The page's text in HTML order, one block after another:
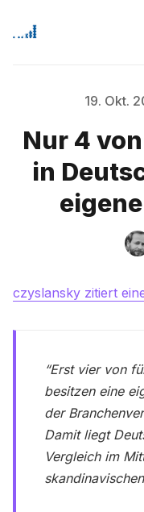
Signup
19. Okt.
Nur 4
in
czyslansky zitiert
“Erst vier von
besitzen eine
der
Damit liegt
Vergleich im